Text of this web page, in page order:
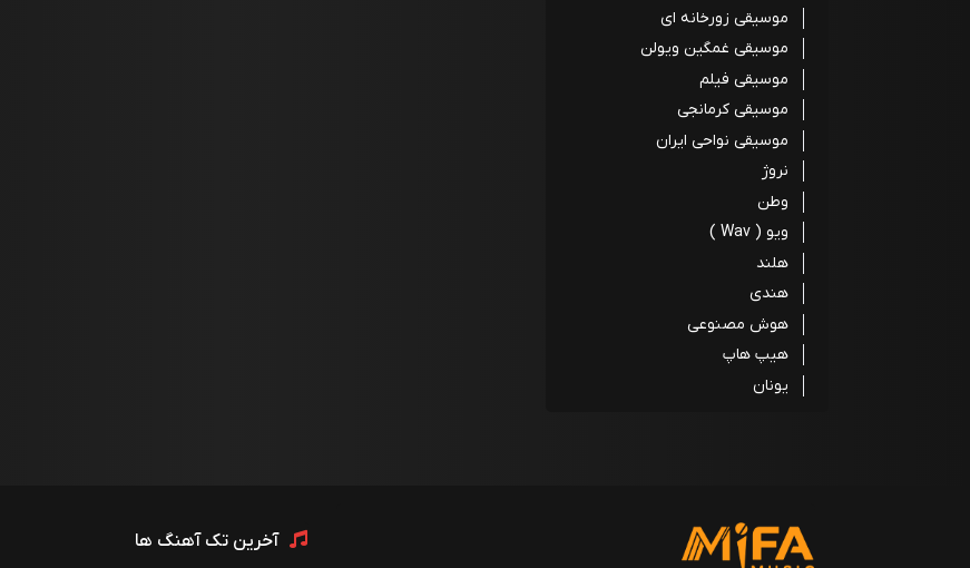
موسیقی زورخانه ای
موسیقی غمگین ویولن
موسیقی فیلم
موسیقی کرمانجی
موسیقی نواحی ایران
نروژ
وطن
ویو ( Wav )
هلند
هندی
هوش مصنوعی
هیپ هاپ
یونان
آخرین تک آهنگ ها